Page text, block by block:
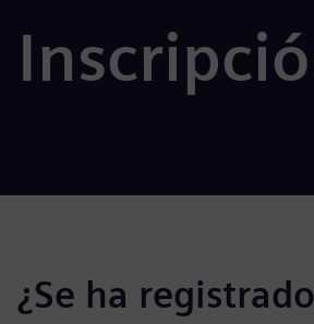
¿Se ha